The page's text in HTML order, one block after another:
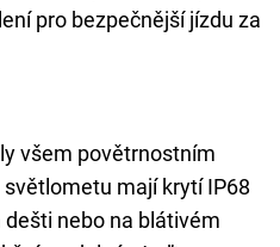
pro bezpečnější jízdu za
všem povětrnostním
mají krytí IP68
nebo na blátivém